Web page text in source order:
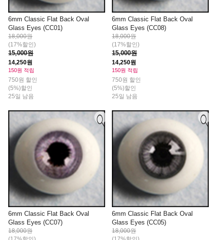
6mm Classic Flat Back Oval
Glass Eyes (CC01)
18,000원
(17%할인)
15,000원
14,250원
150원 적립
750원 할인
(5%)할인
25일 남음
6mm Classic Flat Back Oval
Glass Eyes (CC08)
18,000원
(17%할인)
15,000원
14,250원
150원 적립
750원 할인
(5%)할인
25일 남음
6mm Classic Flat Back Oval
Glass Eyes (CC07)
18,000원
6mm Classic Flat Back Oval
Glass Eyes (CC05)
18,000원